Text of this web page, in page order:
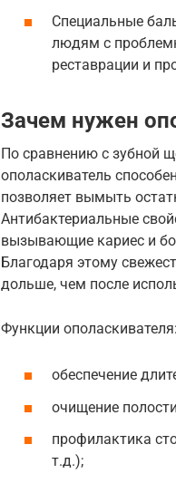
Специальные
людям с
реставрации и
Зачем нужен
По сравнению с зубной
ополаскиватель
позволяет вымыть
Антибактериальные
вызывающие кариес и
Благодаря этому
дольше, чем после
Функции ополаскивателя:
обеспечение
очищение
профилактика
т.д.);